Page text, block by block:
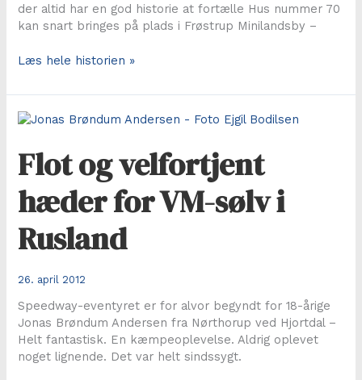
der altid har en god historie at fortælle Hus nummer 70
kan snart bringes på plads i Frøstrup Minilandsby –
Den
stationsby
genopstår
i
Læs hele historien »
Flot og velfortjent
hæder for VM-sølv i
Rusland
26. april 2012
Speedway-eventyret er for alvor begyndt for 18-årige
Jonas Brøndum Andersen fra Nørthorup ved Hjortdal –
Helt fantastisk. En kæmpeoplevelse. Aldrig oplevet
noget lignende. Det var helt sindssygt.